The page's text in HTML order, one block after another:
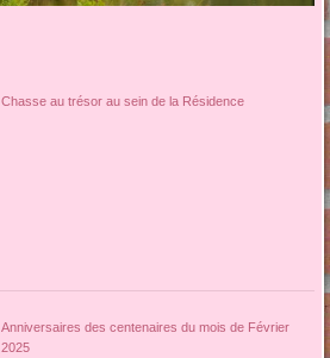
Chasse au trésor au sein de la Résidence
Anniversaires des centenaires du mois de Février
2025